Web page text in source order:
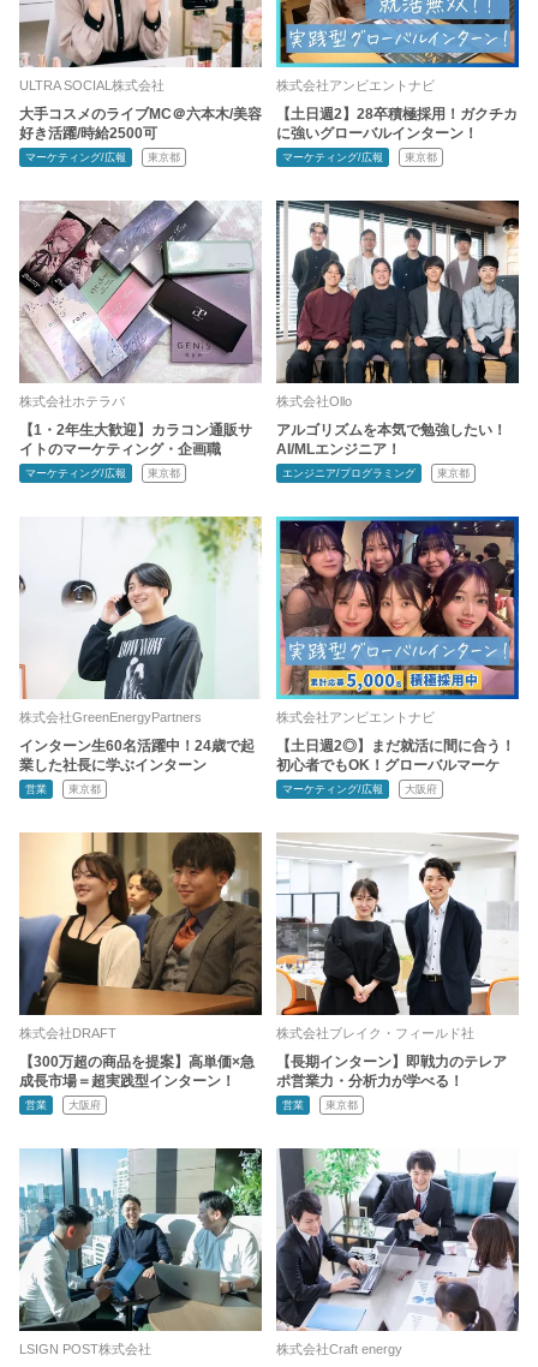
ULTRA SOCIAL株式会社
大手コスメのライブMC＠六本木/美容
好き活躍/時給2500可
マーケティング/広報 東京都
株式会社アンビエントナビ
【土日週2】28卒積極採用！ガクチカ
に強いグローバルインターン！
マーケティング/広報 東京都
株式会社ホテラバ
【1・2年生大歓迎】カラコン通販サ
イトのマーケティング・企画職
マーケティング/広報 東京都
株式会社Ollo
アルゴリズムを本気で勉強したい！
AI/MLエンジニア！
エンジニア/プログラミング 東京都
株式会社GreenEnergyPartners
インターン生60名活躍中！24歳で起
業した社長に学ぶインターン
営業 東京都
株式会社アンビエントナビ
【土日週2◎】まだ就活に間に合う！
初心者でもOK！グローバルマーケ
マーケティング/広報 大阪府
株式会社DRAFT
【300万超の商品を提案】高単価×急
成長市場＝超実践型インターン！
営業 大阪府
株式会社ブレイク・フィールド社
【長期インターン】即戦力のテレア
ポ営業力・分析力が学べる！
営業 東京都
LSIGN POST株式会社 株式会社Craft energy